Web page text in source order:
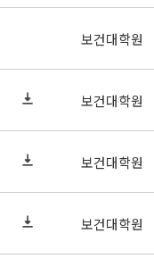
보건대학원
보건대학원
보건대학원
보건대학원